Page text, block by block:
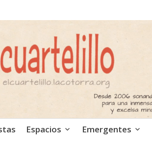
Podcast
Espacios Emergentes